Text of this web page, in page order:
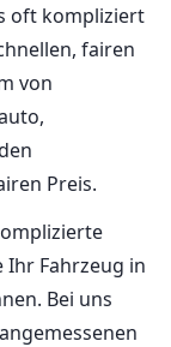
oft kompliziert
fairen
von
Preis.
Ihr Fahrzeug in
Bei uns